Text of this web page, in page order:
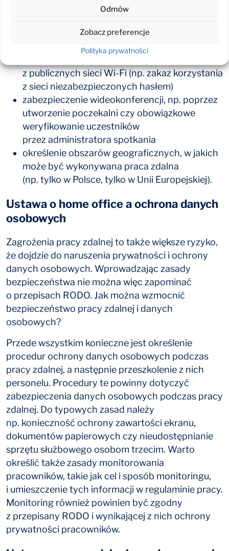
Odmów
Zobacz preferencje
Polityka prywatności
Desktop Protocol) umożliwiającego dostęp
lokalizacji fizycznej lub wprowadzenie
dodatkowych zabezpieczeń
z publicznych sieci Wi-Fi (np. zakaz korzystania
z sieci niezabezpieczonych hasłem)
zabezpieczenie wideokonferencji, np. poprzez
utworzenie poczekalni czy obowiązkowe
weryfikowanie uczestników
przez administratora spotkania
określenie obszarów geograficznych, w jakich
może być wykonywana praca zdalna
(np. tylko w Polsce, tylko w Unii Europejskiej).
Ustawa o home office a ochrona danych
osobowych
Zagrożenia pracy zdalnej to także większe ryzyko,
że dojdzie do naruszenia prywatności i ochrony
danych osobowych. Wprowadzając zasady
bezpieczeństwa nie można więc zapominać
o przepisach RODO. Jak można wzmocnić
bezpieczeństwo pracy zdalnej i danych
osobowych?
Przede wszystkim konieczne jest określenie
procedur ochrony danych osobowych podczas
pracy zdalnej, a następnie przeszkolenie z nich
personelu. Procedury te powinny dotyczyć
zabezpieczenia danych osobowych podczas pracy
zdalnej. Do typowych zasad należy
np. konieczność ochrony zawartości ekranu,
dokumentów papierowych czy nieudostępnianie
sprzętu służbowego osobom trzecim. Warto
określić także zasady monitorowania
pracowników, takie jak cel i sposób monitoringu,
i umieszczenie tych informacji w regulaminie pracy.
Monitoring również powinien być zgodny
z przepisany RODO i wynikającej z nich ochrony
prywatności pracowników.